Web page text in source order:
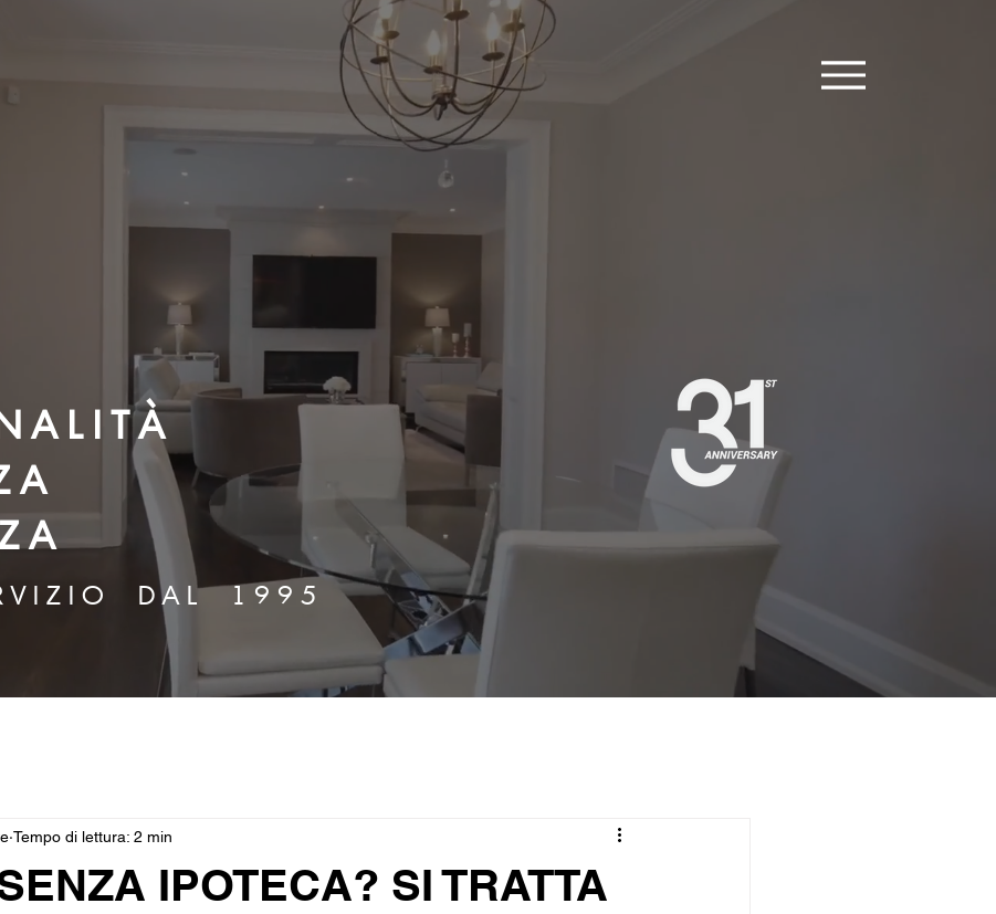
A L I T À
A
A
V I Z I O D A L 1 9 9 5
IPOTECA? SI TRATTA
Tempo di lettura: 2 min